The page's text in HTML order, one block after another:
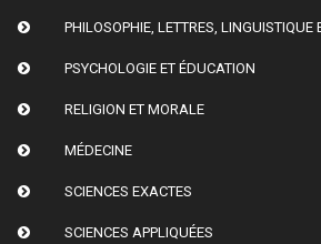
PHILOSOPHIE, LETTRES, LINGUISTIQUE
PSYCHOLOGIE ET ÉDUCATION
RELIGION ET MORALE
MÉDECINE
SCIENCES EXACTES
SCIENCES APPLIQUÉES